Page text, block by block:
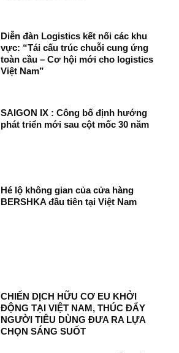
Diễn đàn Logistics kết nối các khu
vực: “Tái cấu trúc chuỗi cung ứng
toàn cầu – Cơ hội mới cho logistics
Việt Nam”
SAIGON IX : Công bố định hướng
phát triển mới sau cột mốc 30 năm
Hé lộ không gian của cửa hàng
BERSHKA đầu tiên tại Việt Nam
CHIẾN DỊCH HỮU CƠ EU KHỞI
ĐỘNG TẠI VIỆT NAM, THÚC ĐẨY
NGƯỜI TIÊU DÙNG ĐƯA RA LỰA
CHỌN SÁNG SUỐT